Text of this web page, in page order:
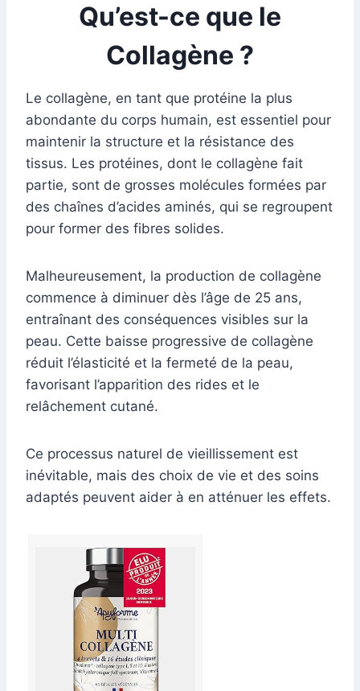
Qu’est-ce que le
Collagène ?
Le collagène, en tant que protéine la plus
abondante du corps humain, est essentiel pour
maintenir la structure et la résistance des
tissus. Les protéines, dont le collagène fait
partie, sont de grosses molécules formées par
des chaînes d’acides aminés, qui se regroupent
pour former des fibres solides.
Malheureusement, la production de collagène
commence à diminuer dès l’âge de 25 ans,
entraînant des conséquences visibles sur la
peau. Cette baisse progressive de collagène
réduit l’élasticité et la fermeté de la peau,
favorisant l’apparition des rides et le
relâchement cutané.
Ce processus naturel de vieillissement est
inévitable, mais des choix de vie et des soins
adaptés peuvent aider à en atténuer les effets.